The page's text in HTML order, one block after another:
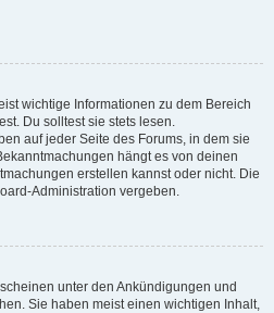
wichtige Informationen zu dem Bereich
Du solltest sie stets lesen.
auf jeder Seite des Forums, in dem sie
hängt es von deinen
erstellen kannst oder nicht. Die
Administration vergeben.
unter den Ankündigungen und
Sie haben meist einen wichtigen Inhalt,